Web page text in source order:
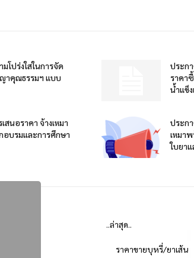
มโปร่งใสในการจัด
าคุณธรรมฯ แบบ
ประก
ราคา
น้ำแข็ง
นอราคา จ้างเหมา
อบรมและการศึกษา
ประก
เหมา
ใบยา
..ล่าสุด..
ราคาขายบุหรี่/ยาเส้น